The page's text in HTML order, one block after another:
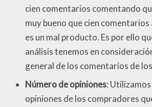
cien comentarios comentando
muy bueno que cien
es un mal producto. Es por ello
análisis tenemos en
general de los comentarios de
Número de opiniones:
opiniones de los compradores